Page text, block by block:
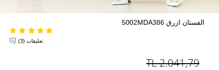
الفستان ازرق 5002MDA386
تعليقات (3)
2.041,79
TL